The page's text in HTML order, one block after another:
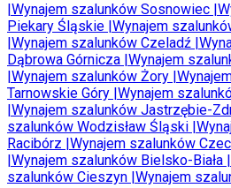
Wynajem szalunków Sosnowiec
Piekary Śląskie Wynajem
Wynajem szalunków Czeladź
Dąbrowa Górnicza Wynajem
Wynajem szalunków Żory
Tarnowskie Góry Wynajem
Wynajem szalunków Jastrzębie-
szalunków Wodzisław Śląski
Racibórz Wynajem szalunków
Wynajem szalunków Bielsko-Biała
szalunków Cieszyn Wynajem